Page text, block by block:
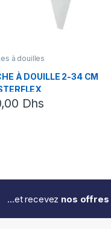
à douilles
À DOUILLE 2-34 CM
Dhs
...et recevez nos offres